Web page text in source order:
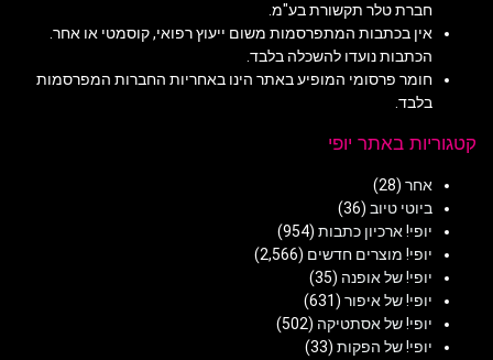
חברת טלר תקשורת בע"מ.
אין בכתבות המתפרסמות משום ייעוץ רפואי, קוסמטי או אחר.
הכתבות נועדו להשכלה בלבד.
חומר פרסומי המופיע באתר הינו באחריות החברות המפרסמות
בלבד.
קטגוריות באתר יופי
אחר(28)
ביוטי טיוב(36)
יופי! ארכיון כתבות(954)
יופי! מוצרים חדשים(2,566)
יופי! של אופנה(35)
יופי! של איפור(631)
יופי! של אסתטיקה(502)
יופי! של הפקות(33)